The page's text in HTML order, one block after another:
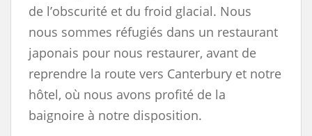
de l’obscurité et du froid glacial. Nous
nous sommes réfugiés dans un restaurant
japonais pour nous restaurer, avant de
reprendre la route vers Canterbury et notre
hôtel, où nous avons profité de la
baignoire à notre disposition.